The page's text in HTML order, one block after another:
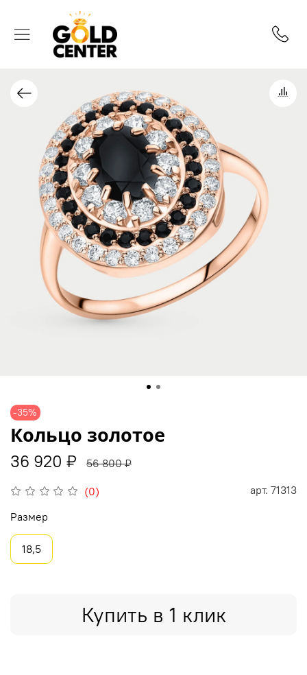
-35%
(0) арт. 71313
Кольцо золотое
36 920 ₽ 56 800 ₽
Купить в 1 клик
Размер
18,5